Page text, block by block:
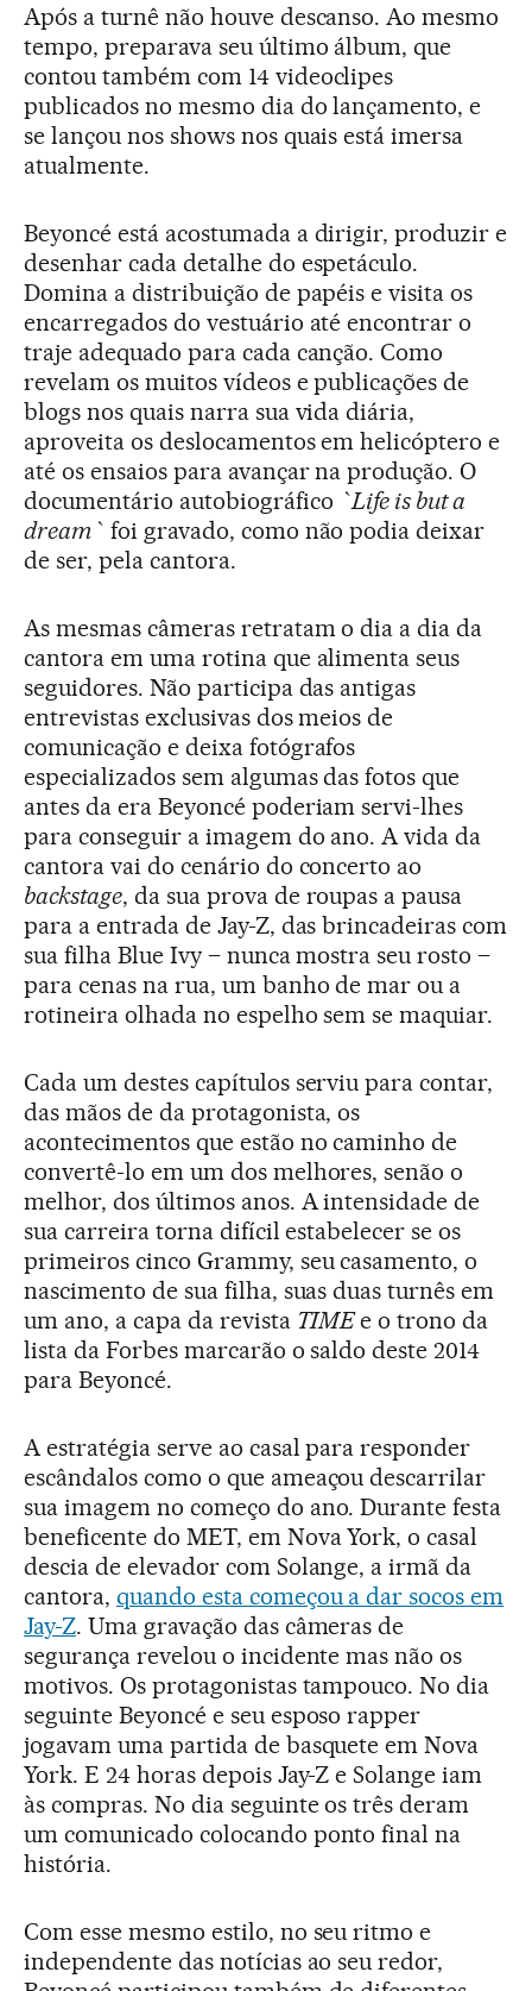
Após a turnê não houve descanso. Ao mesmo
tempo, preparava seu último álbum, que
contou também com 14 videoclipes
publicados no mesmo dia do lançamento, e
se lançou nos shows nos quais está imersa
atualmente.
Beyoncé está acostumada a dirigir, produzir e
desenhar cada detalhe do espetáculo.
Domina a distribuição de papéis e visita os
encarregados do vestuário até encontrar o
traje adequado para cada canção. Como
revelam os muitos vídeos e publicações de
blogs nos quais narra sua vida diária,
aproveita os deslocamentos em helicóptero e
até os ensaios para avançar na produção. O
documentário autobiográfico `Life is but a
dream` foi gravado, como não podia deixar
de ser, pela cantora.
As mesmas câmeras retratam o dia a dia da
cantora em uma rotina que alimenta seus
seguidores. Não participa das antigas
entrevistas exclusivas dos meios de
comunicação e deixa fotógrafos
especializados sem algumas das fotos que
antes da era Beyoncé poderiam servi-lhes
para conseguir a imagem do ano. A vida da
cantora vai do cenário do concerto ao
backstage, da sua prova de roupas a pausa
para a entrada de Jay-Z, das brincadeiras com
sua filha Blue Ivy – nunca mostra seu rosto –
para cenas na rua, um banho de mar ou a
rotineira olhada no espelho sem se maquiar.
Cada um destes capítulos serviu para contar,
das mãos de da protagonista, os
acontecimentos que estão no caminho de
convertê-lo em um dos melhores, senão o
melhor, dos últimos anos. A intensidade de
sua carreira torna difícil estabelecer se os
primeiros cinco Grammy, seu casamento, o
nascimento de sua filha, suas duas turnês em
um ano, a capa da revista TIMEe o trono da
lista da Forbes marcarão o saldo deste 2014
para Beyoncé.
A estratégia serve ao casal para responder
escândalos como o que ameaçou descarrilar
sua imagem no começo do ano. Durante festa
beneficente do MET, em Nova York, o casal
descia de elevador com Solange, a irmã da
cantora, quando esta começou a dar socos em
Jay-Z. Uma gravação das câmeras de
segurança revelou o incidente mas não os
motivos. Os protagonistas tampouco. No dia
seguinte Beyoncé e seu esposo rapper
jogavam uma partida de basquete em Nova
York. E 24 horas depois Jay-Z e Solange iam
às compras. No dia seguinte os três deram
um comunicado colocando ponto final na
história.
Com esse mesmo estilo, no seu ritmo e
independente das notícias ao seu redor,